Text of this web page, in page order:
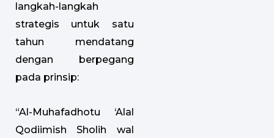
langkah-langkah
strategis untuk satu
tahun mendatang
dengan berpegang
pada prinsip:
“Al-Muhafadhotu ‘Alal
Qodiimish Sholih wal